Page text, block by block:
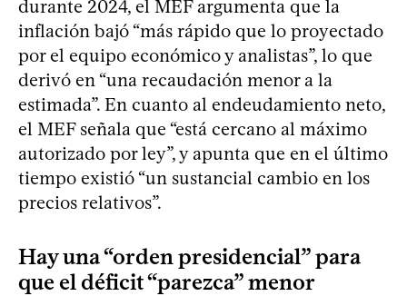
durante 2024, el MEF argumenta que la
inflación bajó “más rápido que lo proyectado
por el equipo económico y analistas”, lo que
derivó en “una recaudación menor a la
estimada”. En cuanto al endeudamiento neto,
el MEF señala que “está cercano al máximo
autorizado por ley”, y apunta que en el último
tiempo existió “un sustancial cambio en los
precios relativos”.
Hay una “orden presidencial” para
que el déficit “parezca” menor